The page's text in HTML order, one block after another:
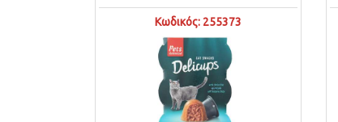
Κωδικός: 255373